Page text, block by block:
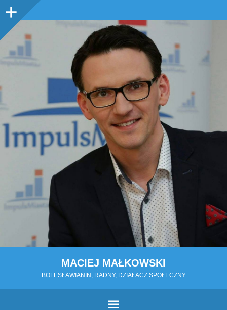
Panel
MACIEJ MAŁKOWSKI
BOLESŁAWIANIN, RADNY, DZIAŁACZ SPOŁECZNY
MENU